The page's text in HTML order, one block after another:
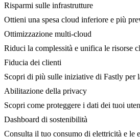
Risparmi sulle infrastrutture
Ottieni una spesa cloud inferiore e più
Ottimizzazione multi-cloud
Riduci la complessità e unifica le risorse
Fiducia dei clienti
Scopri di più sulle iniziative di Fastly per
Abilitazione della privacy
Scopri come proteggere i dati dei tuoi
Dashboard di sostenibilità
Consulta il tuo consumo di elettricità e le